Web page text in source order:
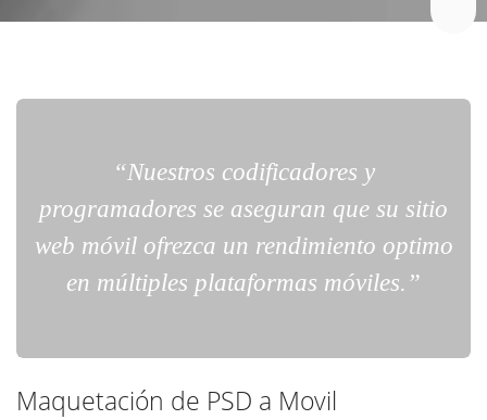
“Nuestros codificadores y
programadores se aseguran que su sitio
web móvil ofrezca un rendimiento optimo
en múltiples plataformas móviles.”
Maquetación de PSD a Movil
UBICACIÓN